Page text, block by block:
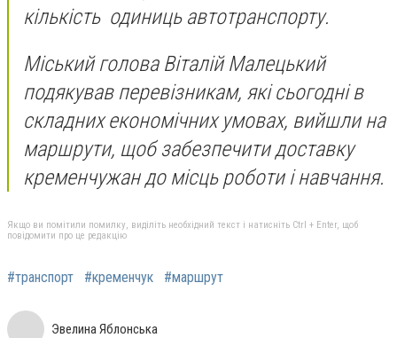
кількість одиниць автотранспорту.
Міський голова Віталій Малецький
подякував перевізникам, які сьогодні в
складних економічних умовах, вийшли на
маршрути, щоб забезпечити доставку
кременчужан до місць роботи і навчання.
Якщо ви помітили помилку, виділіть необхідний текст і натисніть Ctrl + Enter, щоб
повідомити про це редакцію
#транспорт #кременчук #маршрут
Эвелина Яблонська